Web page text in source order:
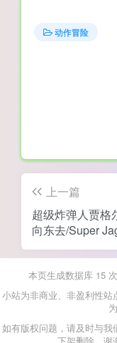
动作冒险
上一篇
超级炸弹人贾格
向东去/Super
Bomb 2: Go East
本页生成数据库 15
小站为非商业、非盈利性
如有版权问题，请及时与